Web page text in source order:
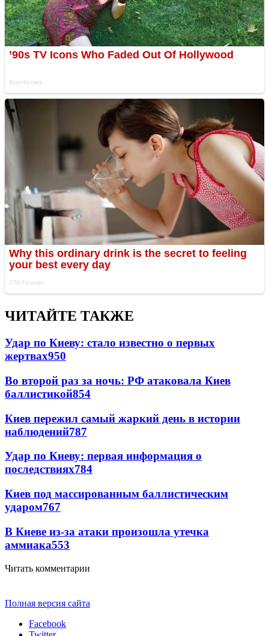
ЧИТАЙТЕ ТАКЖЕ
Удар по Киеву: стало известно о первых
жертвах950
Во второй раз за ночь: РФ атаковала Киев
баллистикой854
Киев пережил самый жаркий день в истории
наблюдений787
Удар по Киеву: первая информация о
последствиях784
Киев под массированным баллистическим
ударом767
В Киеве из-за атаки произошла утечка
аммиака553
Читать комментарии
Полная версия сайта
Facebook